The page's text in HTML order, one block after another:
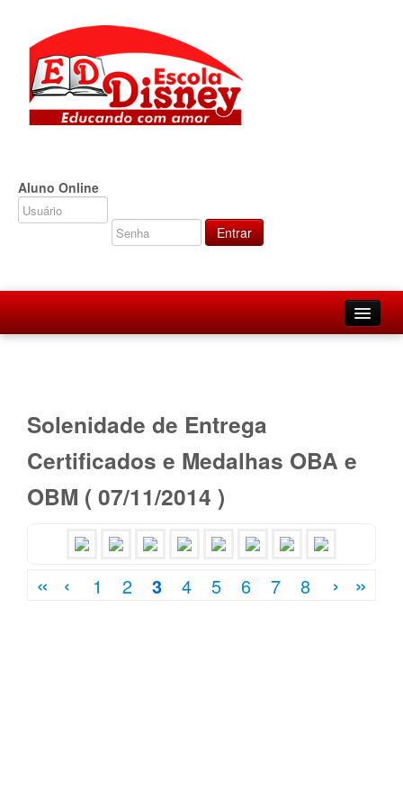
Aluno Online
Agenda Digital
Inicio
Ensino
Projetos
Agenda
Solenidade de Entrega
Certificados e Medalhas OBA e
OBM ( 07/11/2014 )
« ‹ 1 2 3 4 5 6 7 8 › »